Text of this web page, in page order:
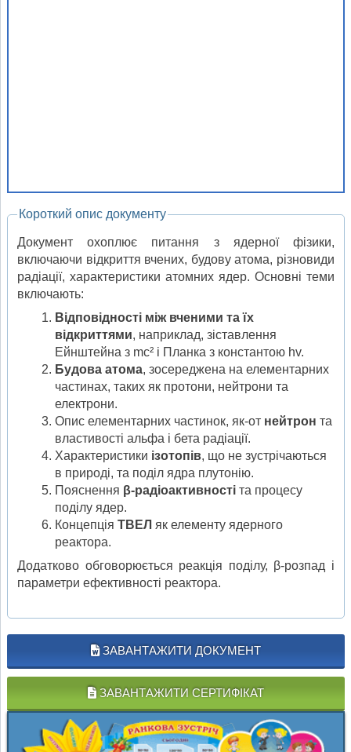
Короткий опис документу
Документ охоплює питання з ядерної фізики,
включаючи відкриття вчених, будову атома, різновиди
радіації, характеристики атомних ядер. Основні теми
включають:
Відповідності між вченими та їх
відкриттями, наприклад, зіставлення
Ейнштейна з mc² і Планка з константою hv.
Будова атома, зосереджена на елементарних
частинах, таких як протони, нейтрони та
електрони.
Опис елементарних частинок, як-от нейтрон та
властивості альфа і бета радіації.
Характеристики ізотопів, що не зустрічаються
в природі, та поділ ядра плутонію.
Пояснення β-радіоактивності та процесу
поділу ядер.
Концепція ТВЕЛ як елементу ядерного
реактора.
Додатково обговорюється реакція поділу, β-розпад і
параметри ефективності реактора.
ЗАВАНТАЖИТИ ДОКУМЕНТ
ЗАВАНТАЖИТИ СЕРТИФІКАТ